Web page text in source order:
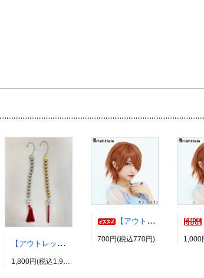
【アウトレット】有栖川帝統イヤーカフ ヒプノシスマイク風 ダイス だいす ヒプマイ
1,800円(税込1,980円)
【アウトレット】コスプレウィッグ ブライトララ【展示品】
700円(税込770円)